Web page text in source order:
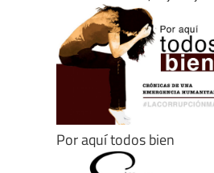
Por aquí todos bien